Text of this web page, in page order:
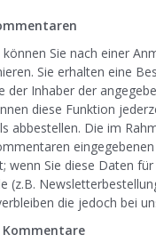
Sie nach einer
Sie erhalten eine
der Inhaber der
diese Funktion
abbestellen. Die im
wenn Sie diese Daten
(z.B.
die jedoch bei
Kommentare